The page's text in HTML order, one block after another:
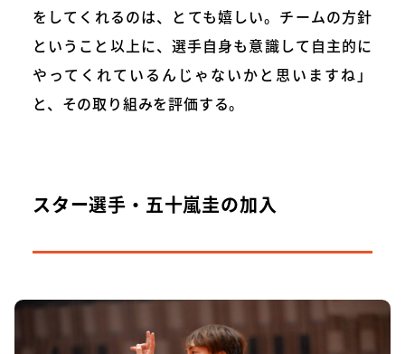
をしてくれるのは、とても嬉しい。チームの方針
ということ以上に、選手自身も意識して自主的に
やってくれているんじゃないかと思いますね」
と、その取り組みを評価する。
スター選手・五十嵐圭の加入